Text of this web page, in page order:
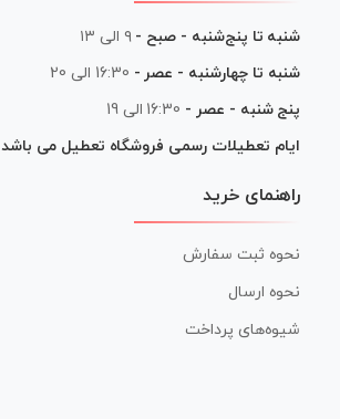
شنبه تا پنج‌شنبه - صبح - ۹ الی ۱۳
شنبه تا چهارشنبه - عصر - 16:30 الی 20
پنج شنبه - عصر - 16:30 الی 19
ایام تعطیلات رسمی فروشگاه تعطیل می باشد
راهنمای خرید
نحوه ثبت سفارش
نحوه ارسال
شیوه‌های پرداخت